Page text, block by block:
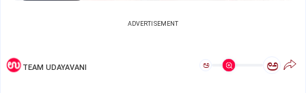
ADVERTISEMENT
TEAM UDAYAVANI ಅ ಅ